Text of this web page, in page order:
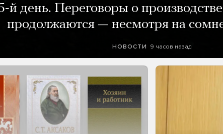
й день. Переговоры о
продолжаются — несмотря на
НОВОСТИ 9 часов назад